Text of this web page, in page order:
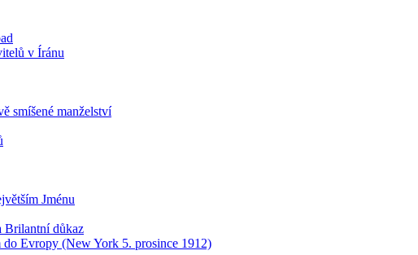
v Íránu
smíšené manželství
Jménu
Brilantní důkaz
Evropy (New York 5. prosince 1912)